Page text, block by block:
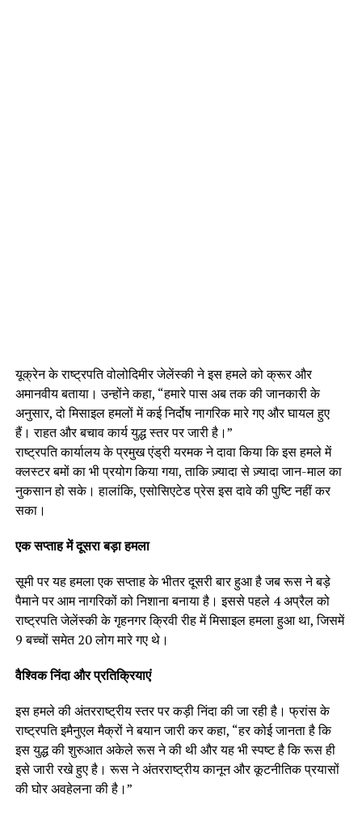
यूक्रेन के राष्ट्रपति वोलोदिमीर जेलेंस्की ने इस हमले को क्रूर और
अमानवीय बताया। उन्होंने कहा, “हमारे पास अब तक की जानकारी के
अनुसार, दो मिसाइल हमलों में कई निर्दोष नागरिक मारे गए और घायल हुए
हैं। राहत और बचाव कार्य युद्ध स्तर पर जारी है।”
राष्ट्रपति कार्यालय के प्रमुख एंड्री यरमक ने दावा किया कि इस हमले में
क्लस्टर बमों का भी प्रयोग किया गया, ताकि ज़्यादा से ज़्यादा जान-माल का
नुकसान हो सके। हालांकि, एसोसिएटेड प्रेस इस दावे की पुष्टि नहीं कर
सका।
एक सप्ताह में दूसरा बड़ा हमला
सूमी पर यह हमला एक सप्ताह के भीतर दूसरी बार हुआ है जब रूस ने बड़े
पैमाने पर आम नागरिकों को निशाना बनाया है। इससे पहले 4 अप्रैल को
राष्ट्रपति जेलेंस्की के गृहनगर क्रिवी रीह में मिसाइल हमला हुआ था, जिसमें
9 बच्चों समेत 20 लोग मारे गए थे।
वैश्विक निंदा और प्रतिक्रियाएं
इस हमले की अंतरराष्ट्रीय स्तर पर कड़ी निंदा की जा रही है। फ्रांस के
राष्ट्रपति इमैनुएल मैक्रों ने बयान जारी कर कहा, “हर कोई जानता है कि
इस युद्ध की शुरुआत अकेले रूस ने की थी और यह भी स्पष्ट है कि रूस ही
इसे जारी रखे हुए है। रूस ने अंतरराष्ट्रीय कानून और कूटनीतिक प्रयासों
की घोर अवहेलना की है।”